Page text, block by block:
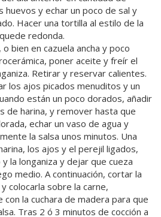
huevos y echar un poco de sal y
Hacer una tortilla al estilo de la
redonda.
bien en cazuela ancha y poco
poner aceite y freír el
Retirar y reservar calientes.
los ajos picados menuditos y un
están un poco dorados, añadir
de harina, y remover hasta que
echar un vaso de agua y
la salsa unos minutos. Una
los ajos y el perejil ligados,
la longaniza y dejar que cueza
medio. A continuación, cortar la
colocarla sobre la carne,
la cuchara de madera para que
Tras 2 ó 3 minutos de cocción a